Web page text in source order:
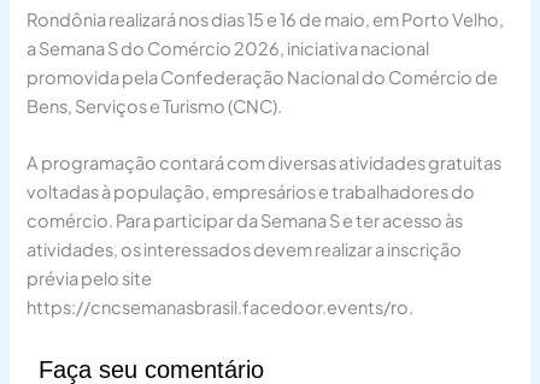
Rondônia realizará nos dias 15 e 16 de maio, em Porto Velho,
a Semana S do Comércio 2026, iniciativa nacional
promovida pela Confederação Nacional do Comércio de
Bens, Serviços e Turismo (CNC).
A programação contará com diversas atividades gratuitas
voltadas à população, empresários e trabalhadores do
comércio. Para participar da Semana S e ter acesso às
atividades, os interessados devem realizar a inscrição
prévia pelo site
https://cncsemanasbrasil.facedoor.events/ro.
Faça seu comentário